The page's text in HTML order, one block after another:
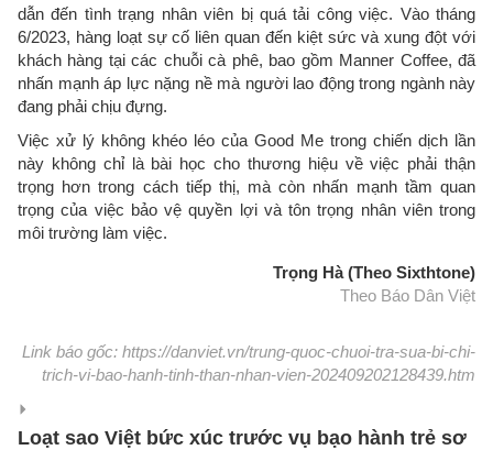
dẫn đến tình trạng nhân viên bị quá tải công việc. Vào tháng
6/2023, hàng loạt sự cố liên quan đến kiệt sức và xung đột với
khách hàng tại các chuỗi cà phê, bao gồm Manner Coffee, đã
nhấn mạnh áp lực nặng nề mà người lao động trong ngành này
đang phải chịu đựng.
Việc xử lý không khéo léo của Good Me trong chiến dịch lần
này không chỉ là bài học cho thương hiệu về việc phải thận
trọng hơn trong cách tiếp thị, mà còn nhấn mạnh tầm quan
trọng của việc bảo vệ quyền lợi và tôn trọng nhân viên trong
môi trường làm việc.
Trọng Hà (Theo Sixthtone)
Theo Báo Dân Việt
Link báo gốc: https://danviet.vn/trung-quoc-chuoi-tra-sua-bi-chi-
trich-vi-bao-hanh-tinh-than-nhan-vien-202409202128439.htm
Loạt sao Việt bức xúc trước vụ bạo hành trẻ sơ